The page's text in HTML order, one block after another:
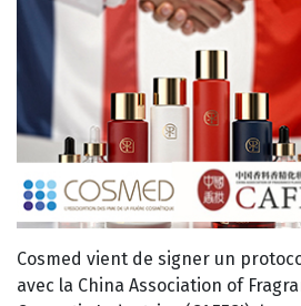
Cosmed vient de signer un
avec la China Association of